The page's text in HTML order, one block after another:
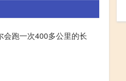
跑一次400多公里的长